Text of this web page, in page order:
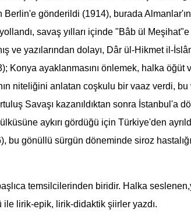
Berlin'e gönderildi (1914), burada
savaş yılları içinde "Bâb ül
ve yazılarından dolayı, Dâr ül-Hikmet
Konya ayaklanmasını önlemek, halka
niteliğini anlatan coşkulu bir vaaz verdi,
Savaşı kazanıldıktan sonra
aykırı gördüğü için Türkiye'den
bu gönüllü sürgün döneminde siroz
temsilcilerinden biridir. Halka
ile lirik-epik, lirik-didaktik şiirler yazdı.